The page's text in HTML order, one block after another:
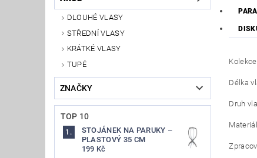
DLOUHÉ VLASY
STŘEDNÍ VLASY
KRÁTKÉ VLASY
TUPÉ
ZNAČKY
TOP 10
STOJÁNEK NA PARUKY –
PLASTOVÝ 35 CM
199 Kč
Délka
Druh